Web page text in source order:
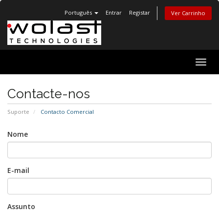
Português Entrar Registar Ver Carrinho
Contacte-nos
Suporte Contacto Comercial
Nome
E-mail
Assunto